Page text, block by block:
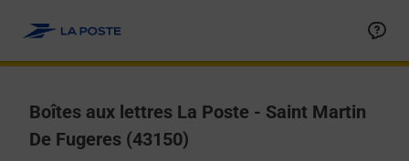
Boîtes aux lettres La Poste - Saint Martin
De Fugeres (43150)